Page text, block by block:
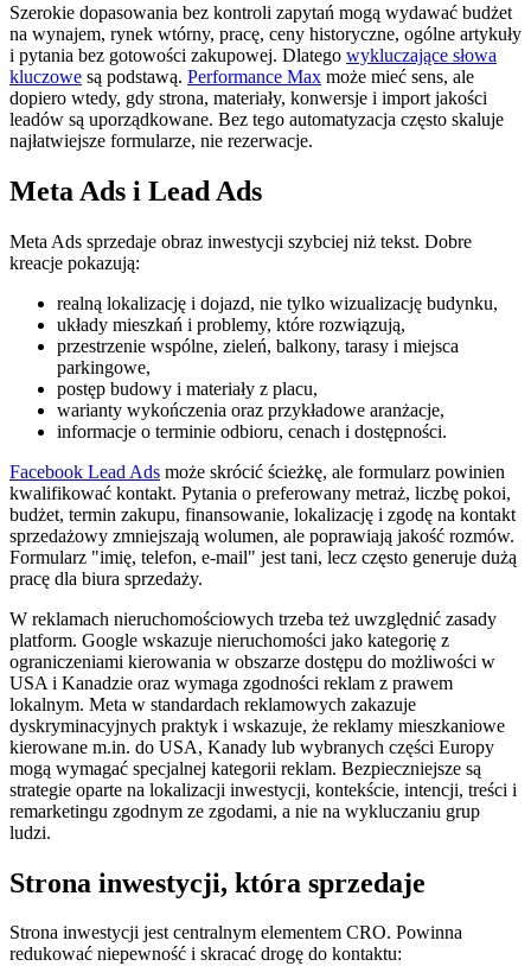
Szerokie dopasowania bez kontroli zapytań mogą wydawać budżet
na wynajem, rynek wtórny, pracę, ceny historyczne, ogólne artykuły
i pytania bez gotowości zakupowej. Dlatego wykluczające słowa
kluczowe są podstawą. Performance Max może mieć sens, ale
dopiero wtedy, gdy strona, materiały, konwersje i import jakości
leadów są uporządkowane. Bez tego automatyzacja często skaluje
najłatwiejsze formularze, nie rezerwacje.
Meta Ads i Lead Ads
Meta Ads sprzedaje obraz inwestycji szybciej niż tekst. Dobre
kreacje pokazują:
realną lokalizację i dojazd, nie tylko wizualizację budynku,
układy mieszkań i problemy, które rozwiązują,
przestrzenie wspólne, zieleń, balkony, tarasy i miejsca
parkingowe,
postęp budowy i materiały z placu,
warianty wykończenia oraz przykładowe aranżacje,
informacje o terminie odbioru, cenach i dostępności.
Facebook Lead Ads może skrócić ścieżkę, ale formularz powinien
kwalifikować kontakt. Pytania o preferowany metraż, liczbę pokoi,
budżet, termin zakupu, finansowanie, lokalizację i zgodę na kontakt
sprzedażowy zmniejszają wolumen, ale poprawiają jakość rozmów.
Formularz "imię, telefon, e-mail" jest tani, lecz często generuje dużą
pracę dla biura sprzedaży.
W reklamach nieruchomościowych trzeba też uwzględnić zasady
platform. Google wskazuje nieruchomości jako kategorię z
ograniczeniami kierowania w obszarze dostępu do możliwości w
USA i Kanadzie oraz wymaga zgodności reklam z prawem
lokalnym. Meta w standardach reklamowych zakazuje
dyskryminacyjnych praktyk i wskazuje, że reklamy mieszkaniowe
kierowane m.in. do USA, Kanady lub wybranych części Europy
mogą wymagać specjalnej kategorii reklam. Bezpieczniejsze są
strategie oparte na lokalizacji inwestycji, kontekście, intencji, treści i
remarketingu zgodnym ze zgodami, a nie na wykluczaniu grup
ludzi.
Strona inwestycji, która sprzedaje
Strona inwestycji jest centralnym elementem CRO. Powinna
redukować niepewność i skracać drogę do kontaktu: